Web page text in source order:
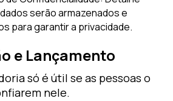
serão armazenados e
para garantir a privacidade.
e Lançamento
só é útil se as pessoas o
nele.